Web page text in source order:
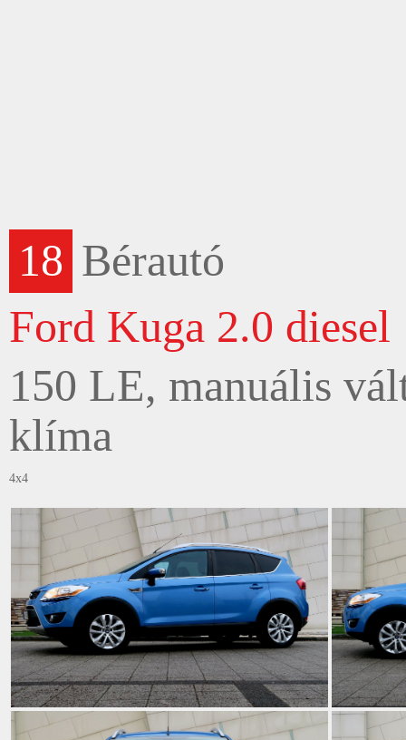
18 Bérautó
Ford Kuga 2.0 diesel
150 LE, manuális
klíma
4x4